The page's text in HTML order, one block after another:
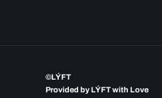
©LÝFT
Provided by LÝFT with Love